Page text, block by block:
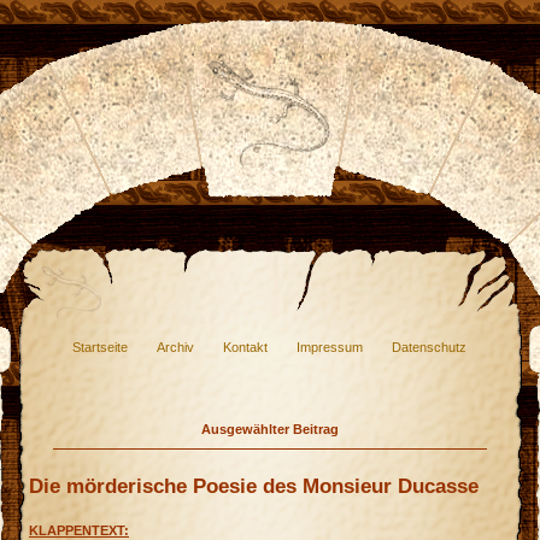
Startseite Archiv Kontakt Impressum Datenschutz
Ausgewählter Beitrag
Die mörderische Poesie des Monsieur Ducasse
KLAPPENTEXT: